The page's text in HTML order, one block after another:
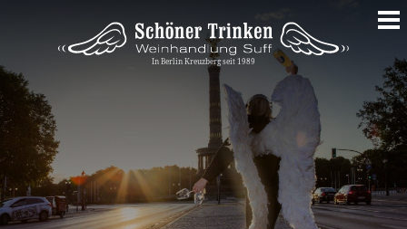
zum
Inhalt